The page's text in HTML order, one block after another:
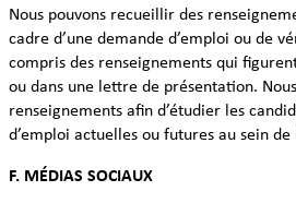
Nous pouvons recueillir des
cadre d’une demande d’emploi ou de
compris des renseignements qui
ou dans une lettre de présentation.
renseignements afin d’étudier les
d’emploi actuelles ou futures au sein de
F. MÉDIAS SOCIAUX